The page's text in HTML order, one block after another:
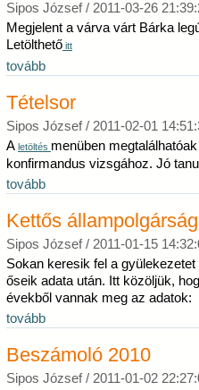
Sipos József / 2011-03-26
Megjelent a várva várt Bárka
Letölthető itt
tovább
Tételsor
Sipos József / 2011-02-01
A letöltés menüben
konfirmandus vizsgához. Jó
tovább
Kettős állampolgárság
Sipos József / 2011-01-15
Sokan keresik fel a
őseik adata után. Itt közöljük,
évekből vannak meg az adatok:
tovább
Beszámoló 2010
Sipos József / 2011-01-02